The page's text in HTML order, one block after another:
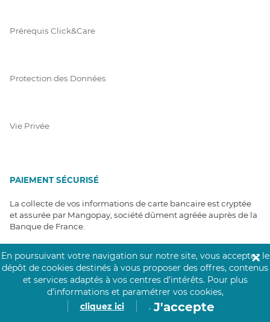
Prérequis Click&Care
Protection des Données
Vie Privée
PAIEMENT SÉCURISÉ
La collecte de vos informations de carte bancaire est cryptée
et assurée par Mangopay, société dûment agréée auprès de la
Banque de France.
En poursuivant votre navigation sur notre site, vous acceptez le
dépôt de cookies destinés à vous proposer des offres, contenus
et services adaptés à vos centres d’intérêts. Pour plus
d’informations et paramétrer vos cookies,
cliquez ici
. J'accepte
✕